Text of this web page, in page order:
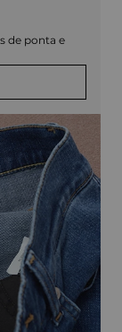
de ponta e